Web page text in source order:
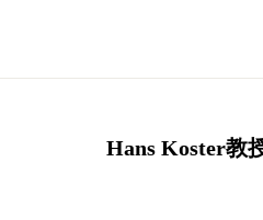
Hans Koster教